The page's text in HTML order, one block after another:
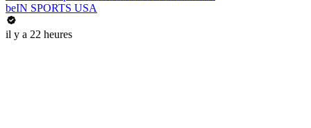
beIN SPORTS USA
il y a 22 heures